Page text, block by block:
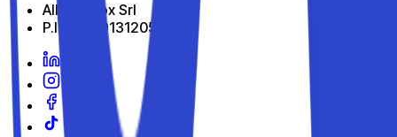
All Indabox Srl
P.I: 04099131205